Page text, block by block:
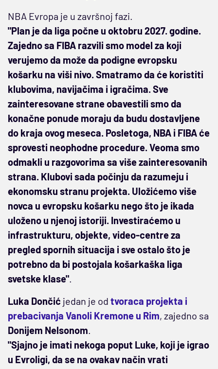
NBA Evropa je u završnoj fazi.
"Plan je da liga počne u oktobru 2027. godine.
Zajedno sa FIBA razvili smo model za koji
verujemo da može da podigne evropsku
košarku na viši nivo. Smatramo da će koristiti
klubovima, navijačima i igračima. Sve
zainteresovane strane obavestili smo da
konačne ponude moraju da budu dostavljene
do kraja ovog meseca. Posletoga, NBA i FIBA će
sprovesti neophodne procedure. Veoma smo
odmakli u razgovorima sa više zainteresovanih
strana. Klubovi sada počinju da razumeju i
ekonomsku stranu projekta. Uložićemo više
novca u evropsku košarku nego što je ikada
uloženo u njenoj istoriji. Investiraćemo u
infrastrukturu, objekte, video-centre za
pregled spornih situacija i sve ostalo što je
potrebno da bi postojala košarkaška liga
svetske klase".
Luka Dončić jedan je od tvoraca projekta i
prebacivanja Vanoli Kremone u Rim, zajedno sa
Donijem Nelsonom.
"Sjajno je imati nekoga poput Luke, koji je igrao
u Evroligi, da se na ovakav način vrati